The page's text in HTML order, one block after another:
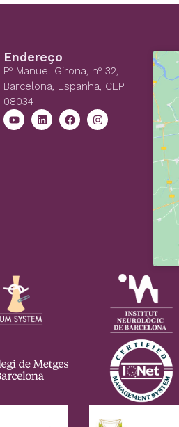
Endereço
Pº Manuel Girona, nº 32,
Barcelona, Espanha, CEP
08034